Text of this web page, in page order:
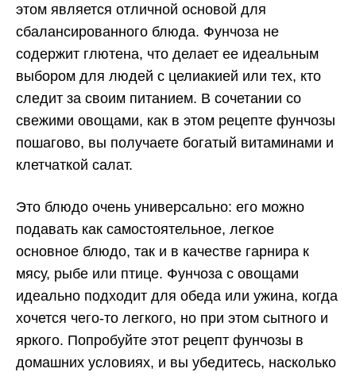
этом является отличной основой для
сбалансированного блюда. Фунчоза не
содержит глютена, что делает ее идеальным
выбором для людей с целиакией или тех, кто
следит за своим питанием. В сочетании со
свежими овощами, как в этом рецепте фунчозы
пошагово, вы получаете богатый витаминами и
клетчаткой салат.
Это блюдо очень универсально: его можно
подавать как самостоятельное, легкое
основное блюдо, так и в качестве гарнира к
мясу, рыбе или птице. Фунчоза с овощами
идеально подходит для обеда или ужина, когда
хочется чего-то легкого, но при этом сытного и
яркого. Попробуйте этот рецепт фунчозы в
домашних условиях, и вы убедитесь, насколько